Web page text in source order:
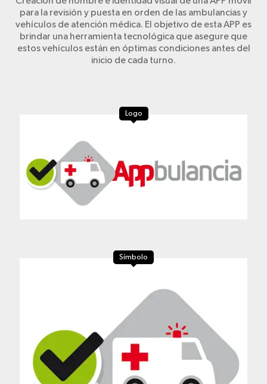
para la revisión y puesta en orden de las ambulancias y
vehículos de atención médica. El objetivo de esta APP es
brindar una herramienta tecnológica que asegure que
estos vehículos están en óptimas condiciones antes del
inicio de cada turno.
Logo
Símbolo